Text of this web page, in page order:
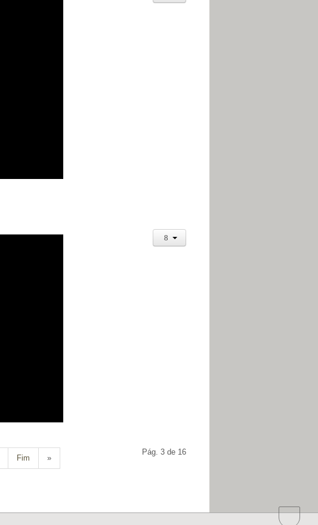
Pág. 3 de 16
Fim »